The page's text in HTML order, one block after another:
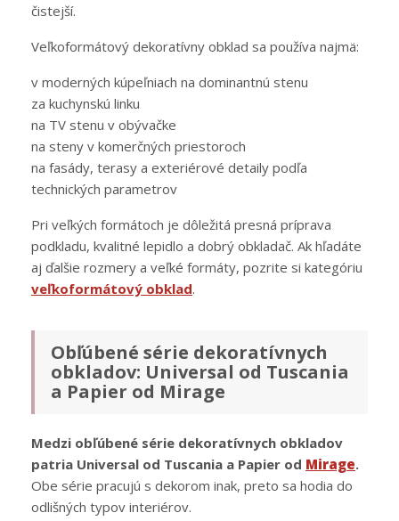
čistejší.
Veľkoformátový dekoratívny obklad sa používa najmä:
v moderných kúpeľniach na dominantnú stenu
za kuchynskú linku
na TV stenu v obývačke
na steny v komerčných priestoroch
na fasády, terasy a exteriérové detaily podľa
technických parametrov
Pri veľkých formátoch je dôležitá presná príprava
podkladu, kvalitné lepidlo a dobrý obkladač. Ak hľadáte
aj ďalšie rozmery a veľké formáty, pozrite si kategóriu
veľkoformátový obklad.
Obľúbené série dekoratívnych
obkladov: Universal od Tuscania
a Papier od Mirage
Medzi obľúbené série dekoratívnych obkladov
patria Universal od Tuscania a Papier od Mirage.
Obe série pracujú s dekorom inak, preto sa hodia do
odlišných typov interiérov.